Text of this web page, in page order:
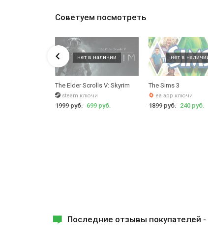
Советуем посмотреть
The Elder Scrolls V: Skyrim
steam ключи
1999 руб. 699 руб.
The Sims 3
ea app ключи
1899 руб. 240 руб.
Последние отзывы покупателей -